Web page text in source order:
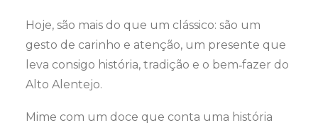
Hoje, são mais do que um clássico: são um
gesto de carinho e atenção, um presente que
leva consigo história, tradição e o bem‑fazer do
Alto Alentejo.
Mime com um doce que conta uma história